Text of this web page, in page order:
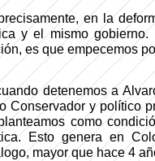
en la
y el mismo gobierno.
es que empecemos
detenemos a
Conservador y político
como
Esto genera en
mayor que hace 4